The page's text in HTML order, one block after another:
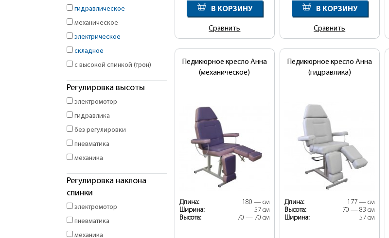
гидравлическое
механическое
электрическое
складное
с высокой спинкой (трон)
Регулировка высоты
электромотор
гидравлика
без регулировки
пневматика
механика
Регулировка наклона
спинки
электромотор
пневматика
механика
В КОРЗИНУ
Сравнить
В КОРЗИНУ
Сравнить
Педикюрное кресло Анна
(механическое)
Длина:
180 — см
Ширина:
57 см
Высота:
70 — 70 см
Педикюрное кресло Анна
(гидравлика)
Длина:
177 — см
Высота:
70 — 83 см
Ширина:
57 см